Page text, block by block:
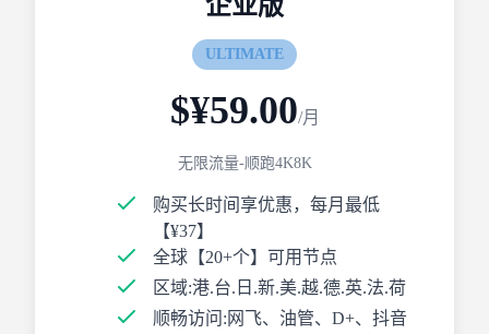
企业版
ULTIMATE
$¥59.00/月
无限流量-顺跑4K8K
购买长时间享优惠，每月最低
【¥37】
全球【20+个】可用节点
区域:港.台.日.新.美.越.德.英.法.荷
顺畅访问:网飞、油管、D+、抖音